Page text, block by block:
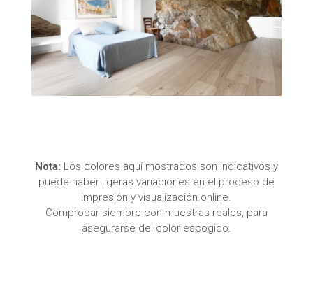
Nota: Los colores aquí mostrados son indicativos y
puede haber ligeras variaciones en el proceso de
impresión y visualización online.
Comprobar siempre con muestras reales, para
asegurarse del color escogido.